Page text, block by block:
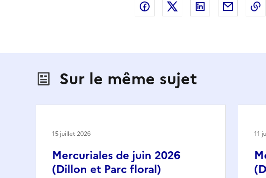
Partager sur Facebook
Partager sur X
Partager sur
Sur le même sujet
Mercuriales de juin 2026
(Dillon et Parc floral)
15 juillet 2026 11